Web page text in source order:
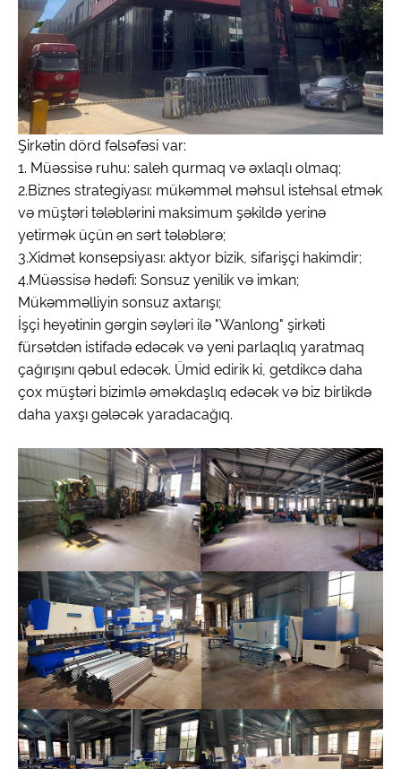
Şirkətin dörd fəlsəfəsi var:
1. Müəssisə ruhu: saleh qurmaq və əxlaqlı olmaq;
2.Biznes strategiyası: mükəmməl məhsul istehsal etmək
və müştəri tələblərini maksimum şəkildə yerinə
yetirmək üçün ən sərt tələblərə;
3.Xidmət konsepsiyası: aktyor bizik, sifarişçi hakimdir;
4.Müəssisə hədəfi: Sonsuz yenilik və imkan;
Mükəmməlliyin sonsuz axtarışı;
İşçi heyətinin gərgin səyləri ilə "Wanlong" şirkəti
fürsətdən istifadə edəcək və yeni parlaqlıq yaratmaq
çağırışını qəbul edəcək. Ümid edirik ki, getdikcə daha
çox müştəri bizimlə əməkdaşlıq edəcək və biz birlikdə
daha yaxşı gələcək yaradacağıq.